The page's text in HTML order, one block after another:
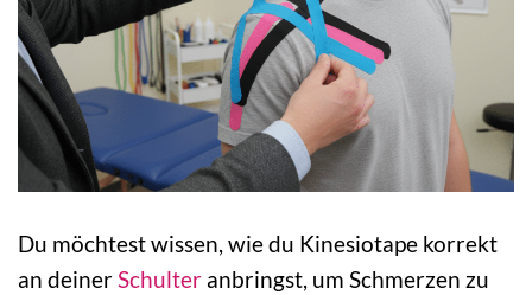
Du möchtest wissen, wie du Kinesiotape korrekt
an deinerSchulter anbringst, um Schmerzen zu